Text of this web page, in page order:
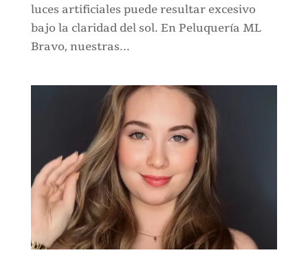
luces artificiales puede resultar excesivo
bajo la claridad del sol. En Peluquería ML
Bravo, nuestras...